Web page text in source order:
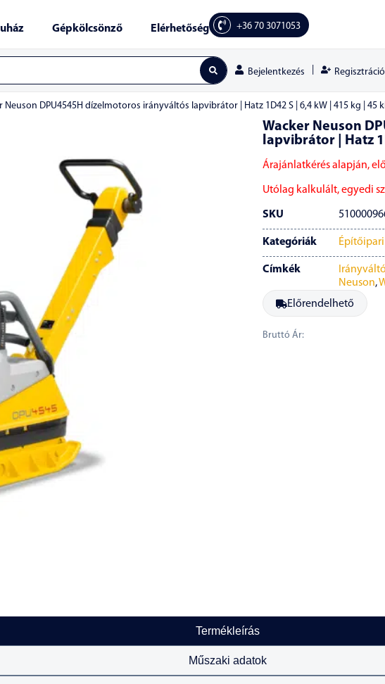
Gépkölcsönző Elérhetőség +36 70 3071053
Bejelentkezés Regisztráció
Neuson DPU4545H dízelmotoros irányváltós lapvibrátor | Hatz 1D42 S | 6,4 kW | 415 kg | 45
Wacker Neuson
lapvibrátor | Hatz
Árajánlatkérés alapján,
Utólag kalkulált, egyedi
SKU
Kategóriák
Címkék
Neuson,
Előrendelhető
Bruttó Ár:
Termékleírás
Műszaki adatok